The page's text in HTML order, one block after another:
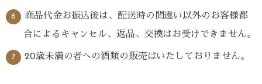
商品代金お振込後は、配送時の間違い以外のお客様都
合によるキャンセル、返品、交換はお受けできません。
20歳未満の者への酒類の販売はいたしておりません。